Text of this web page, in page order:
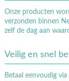
Onze producten
verzonden binnen
zelf de dag aan
Veilig en snel
Betaal eenvoudig